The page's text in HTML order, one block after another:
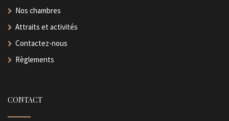
Nos chambres
Attraits et activités
Contactez-nous
Règlements
CONTACT